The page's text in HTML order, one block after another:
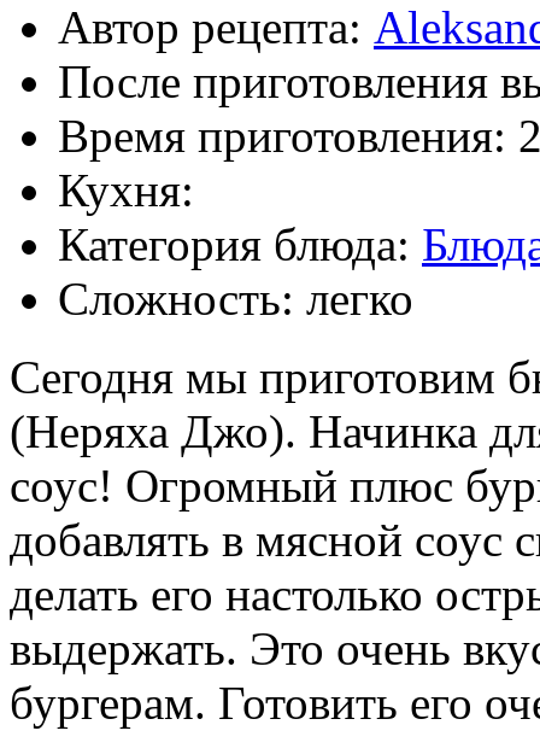
Автор рецепта:
После приготовления
Время приготовления:
Кухня:
Категория блюда:
Сложность: легко
Сегодня мы приготовим
(Неряха Джо). Начинка
соус! Огромный плюс
добавлять в мясной
делать его настолько
выдержать. Это очень
бургерам. Готовить его